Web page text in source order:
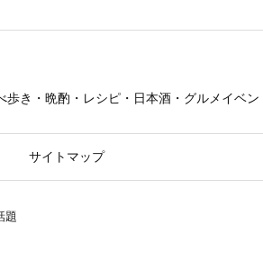
歩き・晩酌・レシピ・日本酒・グルメイベ
サイトマップ
題